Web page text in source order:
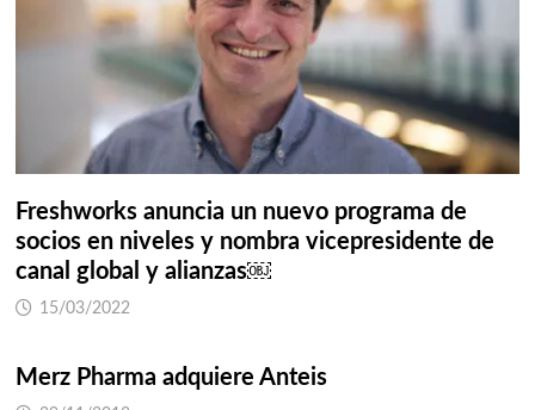
Freshworks anuncia un nuevo programa de
socios en niveles y nombra vicepresidente de
canal global y alianzas￼
15/03/2022
Merz Pharma adquiere Anteis